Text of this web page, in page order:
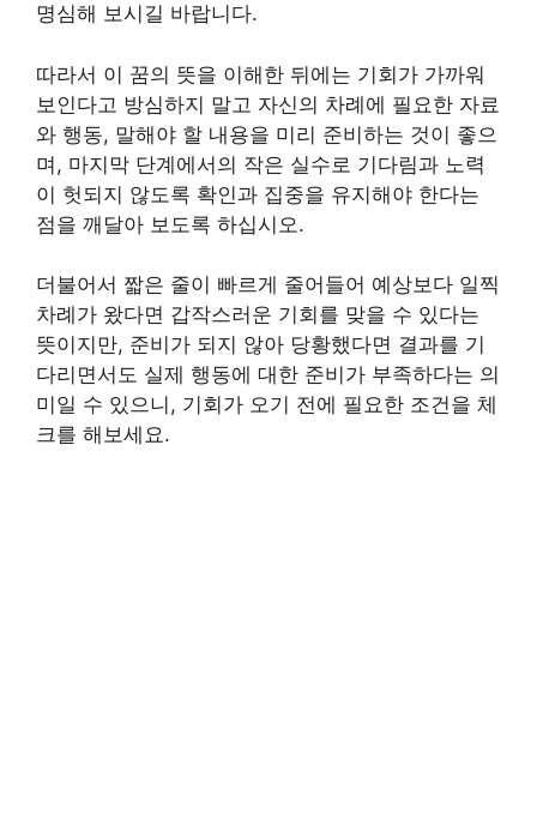
명심해 보시길 바랍니다.
따라서 이 꿈의 뜻을 이해한 뒤에는 기회가 가까워
보인다고 방심하지 말고 자신의 차례에 필요한 자료
와 행동, 말해야 할 내용을 미리 준비하는 것이 좋으
며, 마지막 단계에서의 작은 실수로 기다림과 노력
이 헛되지 않도록 확인과 집중을 유지해야 한다는
점을 깨달아 보도록 하십시오.
더불어서 짧은 줄이 빠르게 줄어들어 예상보다 일찍
차례가 왔다면 갑작스러운 기회를 맞을 수 있다는
뜻이지만, 준비가 되지 않아 당황했다면 결과를 기
다리면서도 실제 행동에 대한 준비가 부족하다는 의
미일 수 있으니, 기회가 오기 전에 필요한 조건을 체
크를 해보세요.